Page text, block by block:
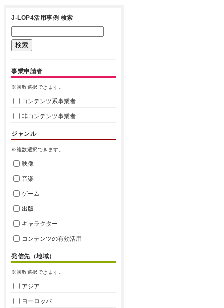
J-LOP4活用事例 検索
事業申請者
※複数選択できます。
コンテンツ系事業者
非コンテンツ事業者
ジャンル
※複数選択できます。
映像
音楽
ゲーム
出版
キャラクター
コンテンツの有効活用
発信先（地域）
※複数選択できます。
アジア
ヨーロッパ